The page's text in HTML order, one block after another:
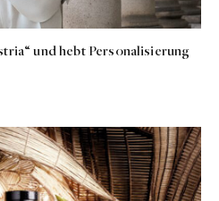
und hebt Personalisierung